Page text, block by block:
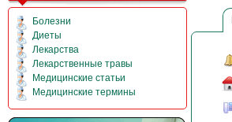
Болезни
Диеты
Лекарства
Лекарственные травы
Медицинские статьи
Медицинские термины